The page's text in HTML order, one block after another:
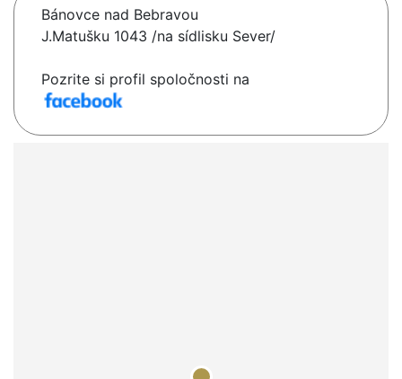
Bánovce nad Bebravou
J.Matušku 1043 /na sídlisku Sever/
Pozrite si profil spoločnosti na